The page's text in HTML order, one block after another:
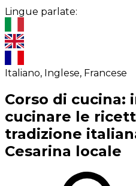
Lingue parlate:
Italiano, Inglese, Francese
Corso di cucina:
cucinare le
tradizione
Cesarina locale